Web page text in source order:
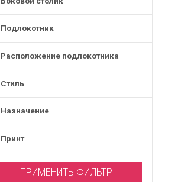
Подлокотник
Расположение подлокотника
Стиль
Назначение
Принт
ПРИМЕНИТЬ ФИЛЬТР